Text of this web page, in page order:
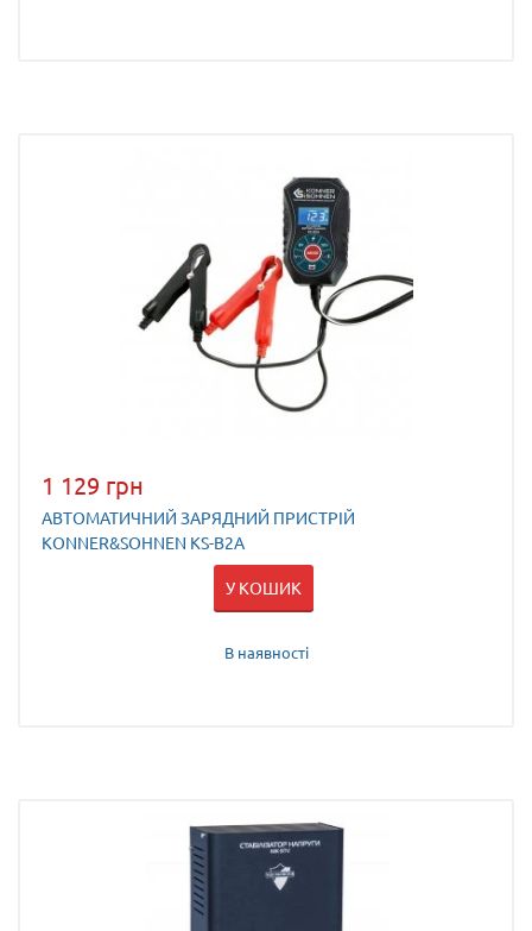
1 129 грн
АВТОМАТИЧНИЙ ЗАРЯДНИЙ ПРИСТРІЙ
KONNER&SOHNEN KS-B2A
У КОШИК
В наявності